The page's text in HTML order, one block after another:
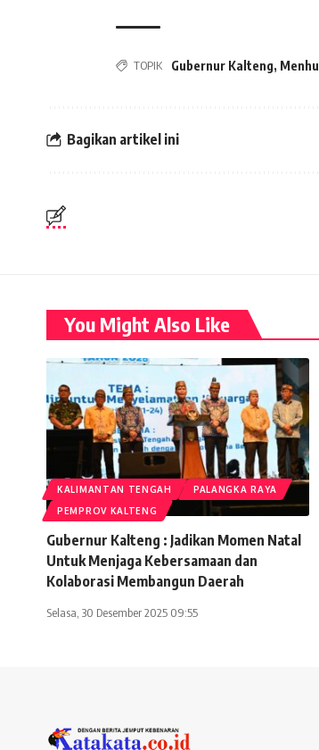
TOPIK Gubernur Kalteng,
Bagikan artikel ini
You Might Also Like
KALIMANTAN TENGAH
PALANGKA RAYA
PEMPROV KALTENG
Gubernur Kalteng : Jadikan Momen Natal
Untuk Menjaga Kebersamaan dan
Kolaborasi Membangun Daerah
Selasa, 30 Desember 2025 09:55